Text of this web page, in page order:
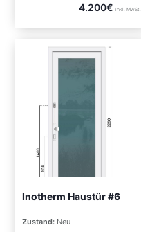
4.200€ inkl. MwSt.
Inotherm Haustür #6
Zustand: Neu